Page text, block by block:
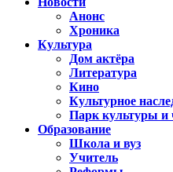
Анонс
Хроника
Культура
Дом актёра
Литература
Кино
Культурное
Парк культуры и
Образование
Школа и вуз
Учитель